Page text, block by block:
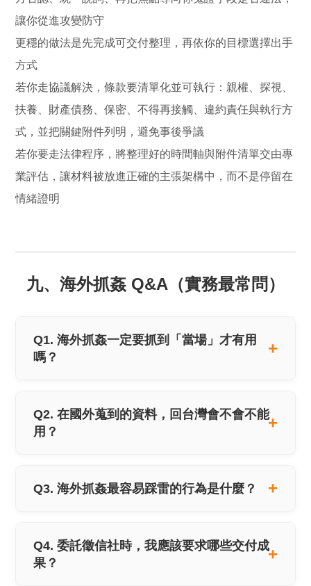
讓你從進攻變防守
更穩的做法是先完成可交付整理，再依你的目標選擇出手
方式
若你走協議解決，條款要清單化並可執行：親權、探視、
扶養、財產債務、保密、不得再接觸、違約責任與執行方
式，並把關鍵附件列明，避免事後爭議
若你要走法律程序，將整理好的時間軸與附件清單交由專
業評估，讓材料被放進正確的主張架構中，而不是停留在
情緒證明
九、海外抓姦 Q&A（實務最常問）
Q1. 海外抓姦一定要抓到「當場」才有用
嗎？
Q2. 在國外蒐到的資料，回台灣會不會不能
用？
Q3. 海外抓姦最容易踩雷的行為是什麼？
Q4. 委託徵信社時，我應該要求哪些交付成
果？